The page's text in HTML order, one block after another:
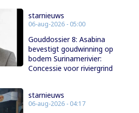
starnieuws
06-aug-2026 - 05:00
Gouddossier 8: Asabina
bevestigt goudwinning op
bodem Surinamerivier:
Concessie voor riviergrind
starnieuws
06-aug-2026 - 04:17